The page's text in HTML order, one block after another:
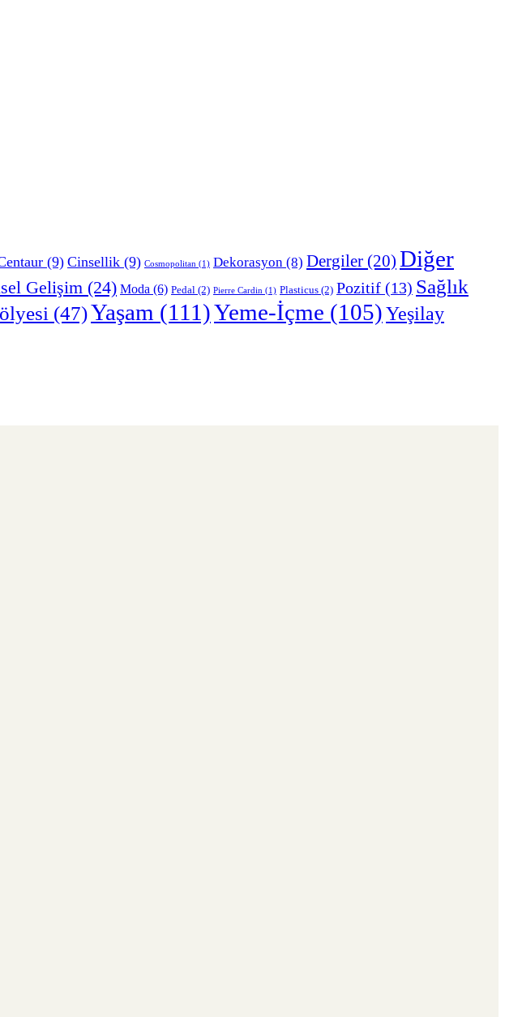
(9) Cinsellik (9) Cosmopolitan (1) Dekorasyon (8) Dergiler (20) Diğer
Gelişim (24) Moda (6) Pedal (2) Pierre Cardin (1) Plasticus (2) Pozitif (13) Sağlık
(47)Yaşam (111)Yeme-İçme (105)Yeşilay